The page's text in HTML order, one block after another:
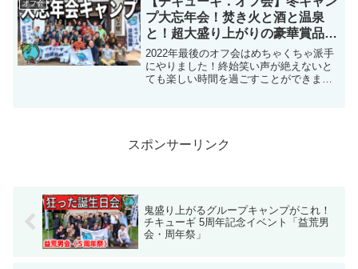
＜超バスさん＞...
オフ会
プ大忘年会！焚き火と酒と温泉
と！超大盛り上がりの豪華賞品争
奪戦！
2022年最後のオフ会はめちゃくちゃ派手
にやりました！終始笑い声が絶えないと
ても楽しい時間を過ごすことができまし
スポンサーリンク
鬼盛り上がるグループキャンプがこれ！
チキューギ 5周年記念イベント「益荒男
会・周年祭」